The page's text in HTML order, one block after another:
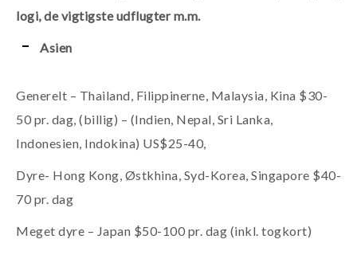
logi, de vigtigste udflugter m.m.
Asien
Generelt – Thailand, Filippinerne, Malaysia, Kina $30-
50 pr. dag, (billig) – (Indien, Nepal, Sri Lanka,
Indonesien, Indokina) US$25-40,
Dyre- Hong Kong, Østkhina, Syd-Korea, Singapore $40-
70 pr. dag
Meget dyre – Japan $50-100 pr. dag (inkl. togkort)